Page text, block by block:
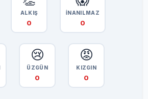
ALKIŞ
0
İNANILMAZ
0
😢
ÜZGÜN
0
😡
KIZGIN
0